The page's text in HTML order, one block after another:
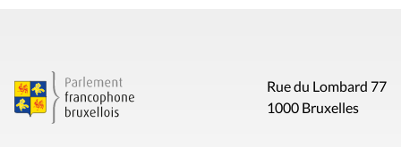
Rue du Lombard 77
1000 Bruxelles